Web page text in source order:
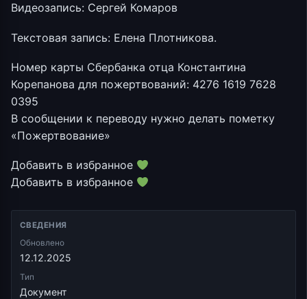
Видеозапись: Сергей Комаров
Текстовая запись: Елена Плотникова.
Номер карты Сбербанка отца Константина
Корепанова для пожертвований: 4276 1619 7628
0395
В сообщении к переводу нужно делать пометку
«Пожертвование»
Добавить в избранное
Добавить в избранное
СВЕДЕНИЯ
Обновлено
12.12.2025
Тип
Документ